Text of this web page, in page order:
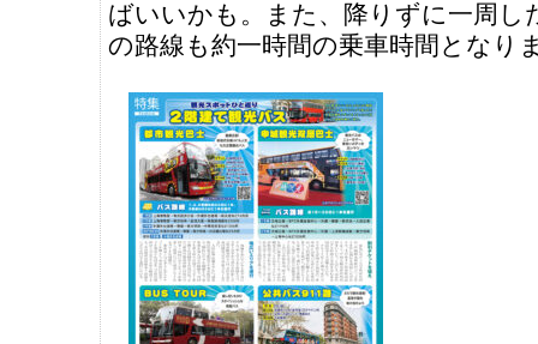
ばいいかも。また、降りずに一周し
の路線も約一時間の乗車時間となり